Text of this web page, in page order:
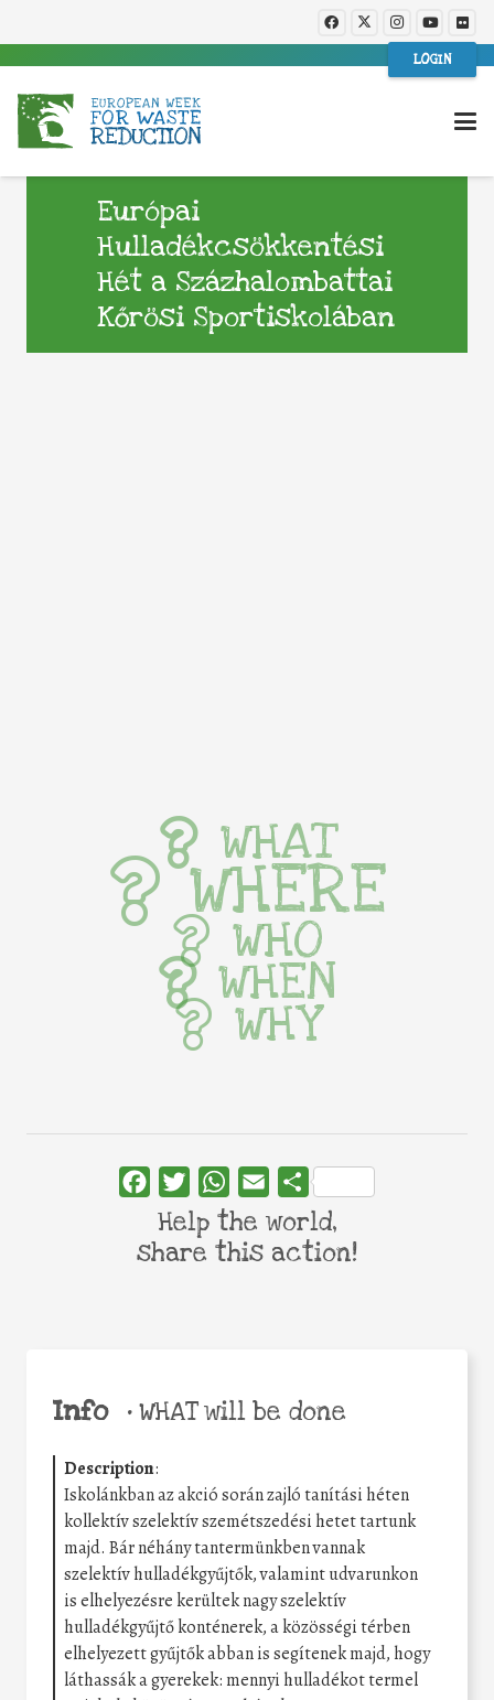
LOGIN
Európai
Hulladékcsökkentési
Hét a Százhalombattai
Kőrösi Sportiskolában
Info •WHAT will be done
Description:
Iskolánkban az akció során zajló tanítási héten
kollektív szelektív szemétszedési hetet tartunk
majd. Bár néhány tantermünkben vannak
szelektív hulladékgyűjtők, valamint udvarunkon
is elhelyezésre kerültek nagy szelektív
hulladékgyűjtő konténerek, a közösségi térben
elhelyezett gyűjtők abban is segítenek majd, hogy
láthassák a gyerekek: mennyi hulladékot termel
WHAT
WHERE
WHO
WHEN
WHY
FacebookTwitterWhatsApp
Email Share
Help the world,
share this action!